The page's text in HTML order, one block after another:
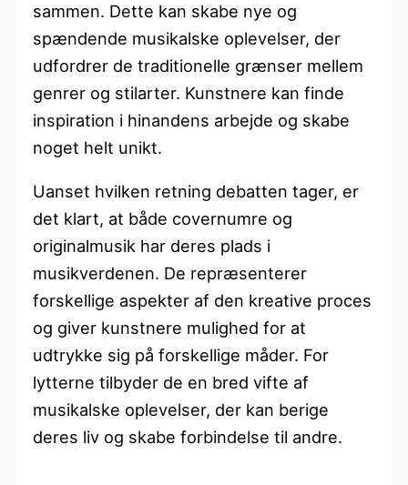
sammen. Dette kan skabe nye og
spændende musikalske oplevelser, der
udfordrer de traditionelle grænser mellem
genrer og stilarter. Kunstnere kan finde
inspiration i hinandens arbejde og skabe
noget helt unikt.
Uanset hvilken retning debatten tager, er
det klart, at både covernumre og
originalmusik har deres plads i
musikverdenen. De repræsenterer
forskellige aspekter af den kreative proces
og giver kunstnere mulighed for at
udtrykke sig på forskellige måder. For
lytterne tilbyder de en bred vifte af
musikalske oplevelser, der kan berige
deres liv og skabe forbindelse til andre.